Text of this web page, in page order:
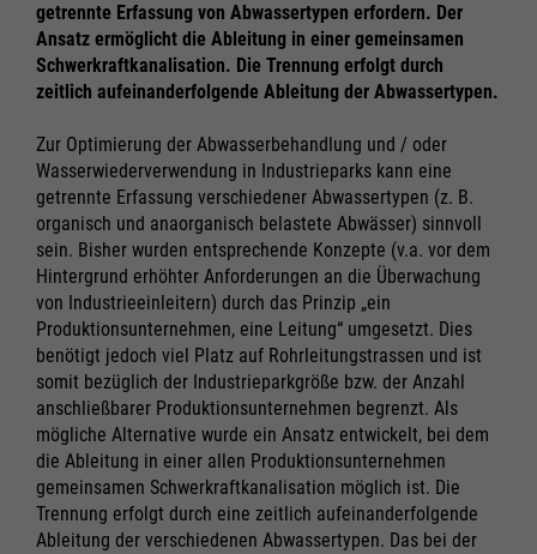
getrennte Erfassung von Abwassertypen erfordern. Der
Ansatz ermöglicht die Ableitung in einer gemeinsamen
Schwerkraftkanalisation. Die Trennung erfolgt durch
zeitlich aufeinanderfolgende Ableitung der Abwassertypen.
Zur Optimierung der Abwasserbehandlung und / oder
Wasserwiederverwendung in Industrieparks kann eine
getrennte Erfassung verschiedener Abwassertypen (z. B.
organisch und anaorganisch belastete Abwässer) sinnvoll
sein. Bisher wurden entsprechende Konzepte (v.a. vor dem
Hintergrund erhöhter Anforderungen an die Überwachung
von Industrieeinleitern) durch das Prinzip „ein
Produktionsunternehmen, eine Leitung“ umgesetzt. Dies
benötigt jedoch viel Platz auf Rohrleitungstrassen und ist
somit bezüglich der Industrieparkgröße bzw. der Anzahl
anschließbarer Produktionsunternehmen begrenzt. Als
mögliche Alternative wurde ein Ansatz entwickelt, bei dem
die Ableitung in einer allen Produktionsunternehmen
gemeinsamen Schwerkraftkanalisation möglich ist. Die
Trennung erfolgt durch eine zeitlich aufeinanderfolgende
Ableitung der verschiedenen Abwassertypen. Das bei der